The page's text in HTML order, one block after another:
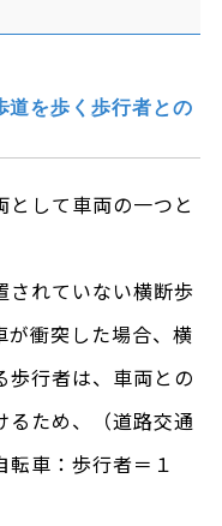
道を歩く歩行者との
として車両の一つと
されていない横断歩
が衝突した場合、横
歩行者は、車両との
るため、（道路交通
車：歩行者＝１